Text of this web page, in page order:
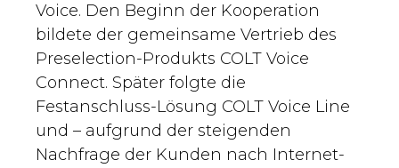
Voice. Den Beginn der Kooperation
bildete der gemeinsame Vertrieb des
Preselection-Produkts COLT Voice
Connect. Später folgte die
Festanschluss-Lösung COLT Voice Line
und – aufgrund der steigenden
Nachfrage der Kunden nach Internet-